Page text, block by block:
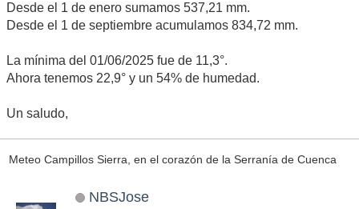
Desde el 1 de enero sumamos 537,21 mm.
Desde el 1 de septiembre acumulamos 834,72 mm.
La mínima del 01/06/2025 fue de 11,3°.
Ahora tenemos 22,9° y un 54% de humedad.
Un saludo,
Meteo Campillos Sierra, en el corazón de la Serranía de Cuenca
NBSJose